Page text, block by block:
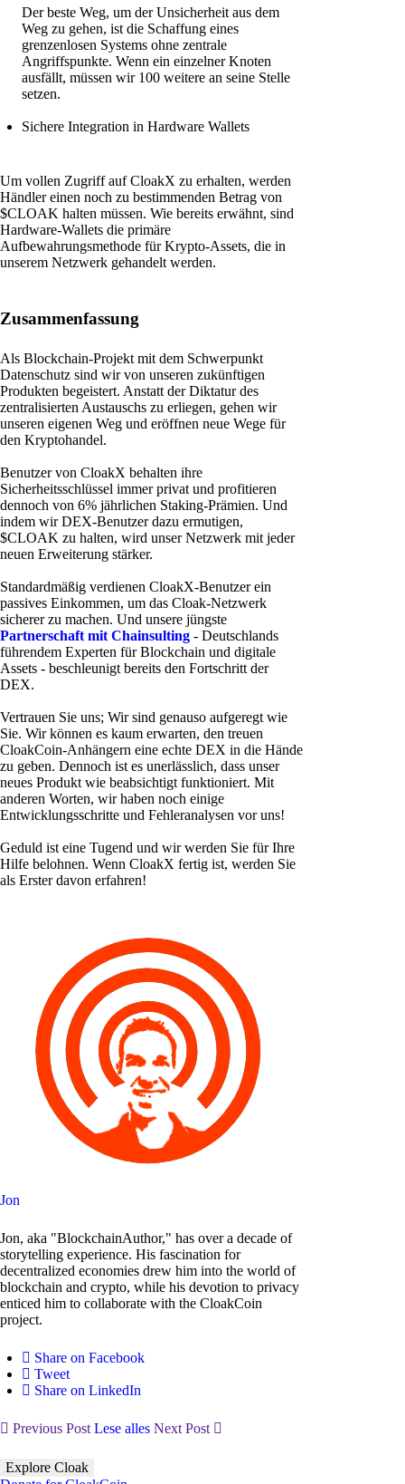
Der beste Weg, um der Unsicherheit aus dem
Weg zu gehen, ist die Schaffung eines
grenzenlosen Systems ohne zentrale
Angriffspunkte. Wenn ein einzelner Knoten
ausfällt, müssen wir 100 weitere an seine Stelle
setzen.
Sichere Integration in Hardware Wallets
Um vollen Zugriff auf CloakX zu erhalten, werden
Händler einen noch zu bestimmenden Betrag von
$CLOAK halten müssen. Wie bereits erwähnt, sind
Hardware-Wallets die primäre
Aufbewahrungsmethode für Krypto-Assets, die in
unserem Netzwerk gehandelt werden.
Zusammenfassung
Als Blockchain-Projekt mit dem Schwerpunkt
Datenschutz sind wir von unseren zukünftigen
Produkten begeistert. Anstatt der Diktatur des
zentralisierten Austauschs zu erliegen, gehen wir
unseren eigenen Weg und eröffnen neue Wege für
den Kryptohandel.
Benutzer von CloakX behalten ihre
Sicherheitsschlüssel immer privat und profitieren
dennoch von 6% jährlichen Staking-Prämien. Und
indem wir DEX-Benutzer dazu ermutigen,
$CLOAK zu halten, wird unser Netzwerk mit jeder
neuen Erweiterung stärker.
Standardmäßig verdienen CloakX-Benutzer ein
passives Einkommen, um das Cloak-Netzwerk
sicherer zu machen. Und unsere jüngste
Partnerschaft mit Chainsulting - Deutschlands
führendem Experten für Blockchain und digitale
Assets - beschleunigt bereits den Fortschritt der
DEX.
Vertrauen Sie uns; Wir sind genauso aufgeregt wie
Sie. Wir können es kaum erwarten, den treuen
CloakCoin-Anhängern eine echte DEX in die Hände
zu geben. Dennoch ist es unerlässlich, dass unser
neues Produkt wie beabsichtigt funktioniert. Mit
anderen Worten, wir haben noch einige
Entwicklungsschritte und Fehleranalysen vor uns!
Geduld ist eine Tugend und wir werden Sie für Ihre
Hilfe belohnen. Wenn CloakX fertig ist, werden Sie
als Erster davon erfahren!
Jon
Jon, aka "BlockchainAuthor," has over a decade of
storytelling experience. His fascination for
decentralized economies drew him into the world of
blockchain and crypto, while his devotion to privacy
enticed him to collaborate with the CloakCoin
project.
Share on Facebook
Tweet
Share on LinkedIn
Previous Post Lese alles Next Post
Explore Cloak